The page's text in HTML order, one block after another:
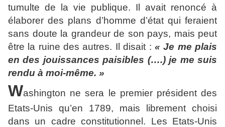
tumulte de la vie publique. Il avait renoncé à
élaborer des plans d’homme d’état qui feraient
sans doute la grandeur de son pays, mais peut
être la ruine des autres. Il disait : « Je me plais
en des jouissances paisibles (….) je me suis
rendu à moi-même. »
Washington ne sera le premier président des
Etats-Unis qu’en 1789, mais librement choisi
dans un cadre constitutionnel. Les Etats-Unis